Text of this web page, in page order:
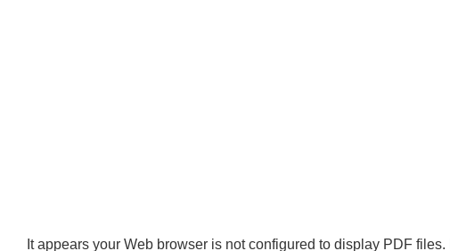
It appears your Web browser is not configured to display PDF files.